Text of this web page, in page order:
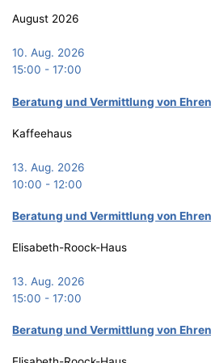
August 2026
10. Aug. 2026
15:00 -17:00
Bera­tung und Ver­mitt­lung von
Kaffeehaus
13. Aug. 2026
10:00 -12:00
Bera­tung und Ver­mitt­lung von
Elisabeth-Roock-Haus
13. Aug. 2026
15:00 -17:00
Bera­tung und Ver­mitt­lung von